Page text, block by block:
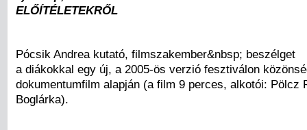
ELŐÍTÉLETEKRŐL
Pócsik Andrea kutató, filmszakember&nbsp; beszélget
a diákokkal egy új, a 2005-ös verzió fesztiválon
dokumentumfilm alapján (a film 9 perces, alkotói: Pölcz
Boglárka).